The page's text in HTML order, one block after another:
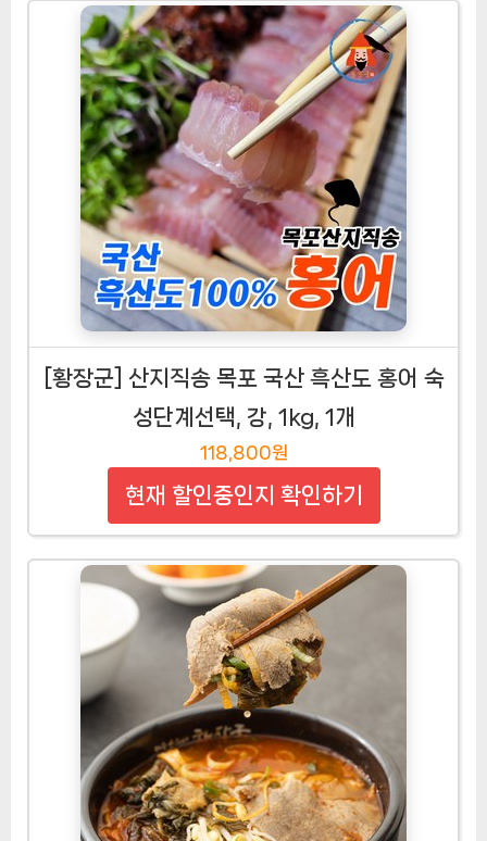
[황장군] 산지직송 목포 국산 흑산도 홍어 숙
성단계선택, 강, 1kg, 1개
118,800원
현재 할인중인지 확인하기